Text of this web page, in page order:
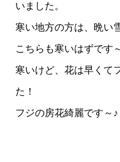
いました。
寒い地方の方は、晩い
こちらも寒いはずです
寒いけど、花は早くて
た！
フジの房花綺麗です～♪